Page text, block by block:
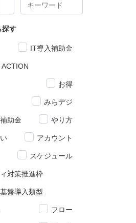
探す
IT導入補助金
お得
みらデジ
助金 やり方
アカウント
スケジュール
対策推進枠
盤導入類型
フロー